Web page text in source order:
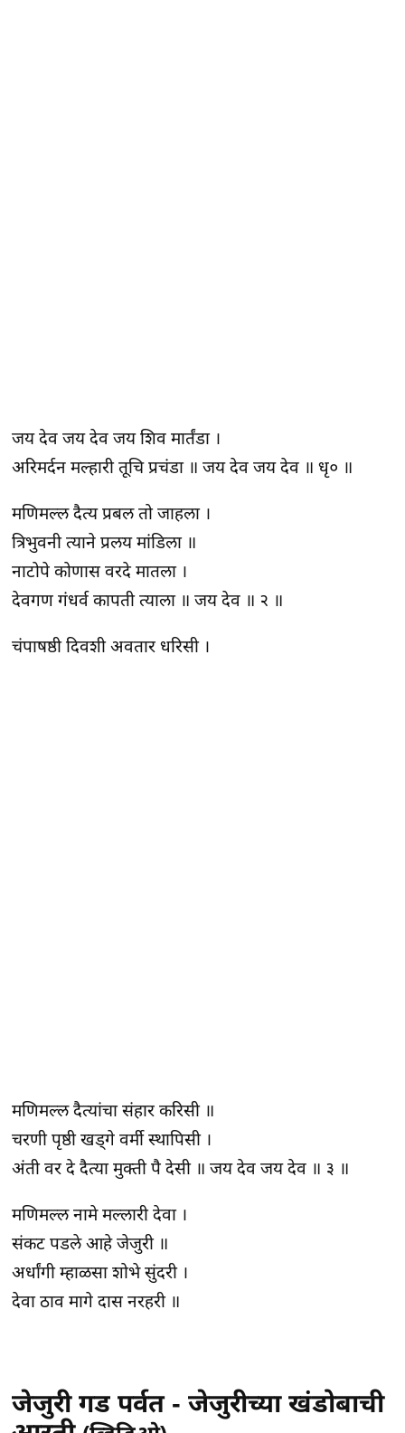
जय देव जय देव जय शिव मार्तंडा ।
अरिमर्दन मल्हारी तूचि प्रचंडा ॥ जय देव जय देव ॥ धृ० ॥
मणिमल्ल दैत्य प्रबल तो जाहला ।
त्रिभुवनी त्याने प्रलय मांडिला ॥
नाटोपे कोणास वरदे मातला ।
देवगण गंधर्व कापती त्याला ॥ जय देव ॥ २ ॥
चंपाषष्ठी दिवशी अवतार धरिसी ।
मणिमल्ल दैत्यांचा संहार करिसी ॥
चरणी पृष्ठी खड्गे वर्मी स्थापिसी ।
अंती वर दे दैत्या मुक्ती पै देसी ॥ जय देव जय देव ॥ ३ ॥
मणिमल्ल नामे मल्लारी देवा ।
संकट पडले आहे जेजुरी ॥
अर्धांगी म्हाळसा शोभे सुंदरी ।
देवा ठाव मागे दास नरहरी ॥
जेजुरी गड पर्वत - जेजुरीच्या खंडोबाची